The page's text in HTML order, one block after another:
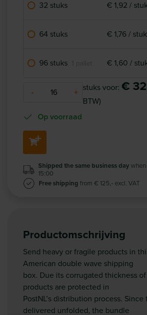
32 stuks € 1,92 /
64 stuks € 1,76 / stuk
96 stuks € 1,60 /
- + stuks voor: €
BTW)
Op voorraad
Shipped the same business daywhen
15:00
Free shipping from € 125,- excl. VAT
Productomschrijving
Send heavy or fragile products in
American double wave shipping
box. Due its corrugated thickness
products are protected in
PostNL’s distribution process.
delivered unfolded, the bundle